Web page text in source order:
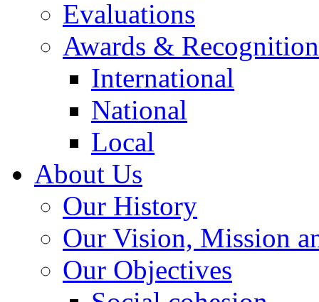
Evaluations
Awards &
International
National
Local
About Us
Our History
Our Vision, Mission
Our Objectives